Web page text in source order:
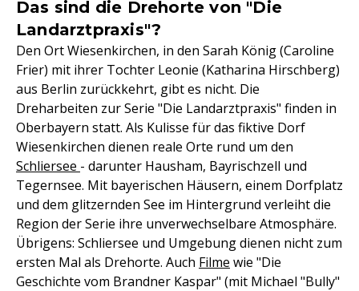
Das sind die Drehorte von "Die
Landarztpraxis"?
Den Ort Wiesenkirchen, in den Sarah König (Caroline
Frier) mit ihrer Tochter Leonie (Katharina Hirschberg)
aus Berlin zurückkehrt, gibt es nicht. Die
Dreharbeiten zur Serie "Die Landarztpraxis" finden in
Oberbayern statt. Als Kulisse für das fiktive Dorf
Wiesenkirchen dienen reale Orte rund um den
Schliersee - darunter Hausham, Bayrischzell und
Tegernsee. Mit bayerischen Häusern, einem Dorfplatz
und dem glitzernden See im Hintergrund verleiht die
Region der Serie ihre unverwechselbare Atmosphäre.
Übrigens: Schliersee und Umgebung dienen nicht zum
ersten Mal als Drehorte. Auch Filme wie "Die
Geschichte vom Brandner Kaspar" (mit Michael "Bully"